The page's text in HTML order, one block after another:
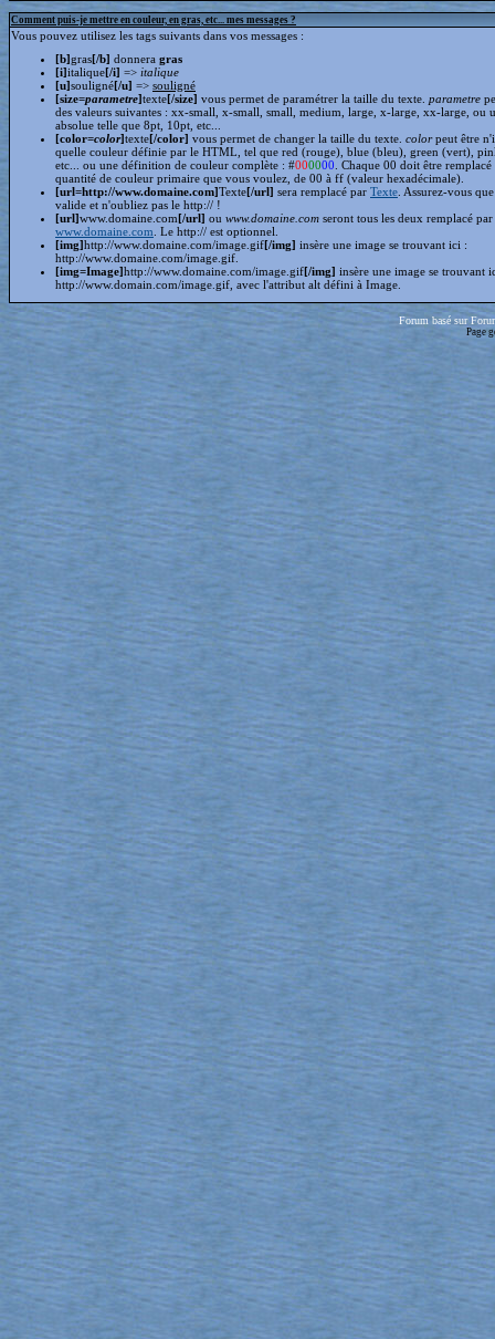
Comment puis-je mettre en couleur, en gras, etc... mes messages ?
Vous pouvez utilisez les tags suivants dans vos messages :
[b]gras[/b] donnera gras
[i]italique[/i] => italique
[u]souligné[/u] => souligné
[size=parametre]texte[/size] vous permet de paramétrer la taille du texte. parametre
des valeurs suivantes : xx-small, x-small, small, medium, large, x-large, xx-large, ou
absolue telle que 8pt, 10pt, etc...
[color=color]texte[/color] vous permet de changer la taille du texte. colorpeut être
quelle couleur définie par le HTML, tel que red (rouge), blue (bleu), green (vert),
etc... ou une définition de couleur complète : #000000 . Chaque 00 doit être
quantité de couleur primaire que vous voulez, de 00 à ff (valeur hexadécimale).
[url=http://www.domaine.com]Texte[/url] sera remplacé par Texte . Assurez-vous
valide et n'oubliez pas le http:// !
[url]www.domaine.com[/url] ou www.domaine.com seront tous les deux remplacé par
www.domaine.com . Le http:// est optionnel.
[img]http://www.domaine.com/image.gif[/img] insère une image se trouvant ici :
http://www.domaine.com/image.gif.
[img=Image]http://www.domaine.com/image.gif[/img] insère une image se trouvant
http://www.domain.com/image.gif, avec l'attribut alt défini à Image.
Forum basé sur
Page